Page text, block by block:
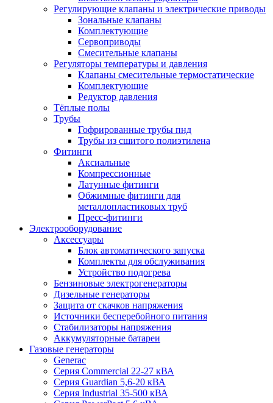
Регулирующие клапаны и электрические приводы
Зональные клапаны
Комплектующие
Сервоприводы
Смесительные клапаны
Регуляторы температуры и давления
Клапаны смесительные термостатические
Комплектующие
Редуктор давления
Тёплые полы
Трубы
Гофрированные трубы пнд
Трубы из сшитого полиэтилена
Фитинги
Аксиальные
Компрессионные
Латунные фитинги
Обжимные фитинги для
металлопластиковых труб
Пресс-фитинги
Электрооборудование
Аксессуары
Блок автоматического запуска
Комплекты для обслуживания
Устройство подогрева
Бензиновые электрогенераторы
Дизельные генераторы
Защита от скачков напряжения
Источники бесперебойного питания
Стабилизаторы напряжения
Аккумуляторные батареи
Газовые генераторы
Generac
Серия Commercial 22-27 кВА
Серия Guardian 5,6-20 кВА
Серия Industrial 35-500 кВА